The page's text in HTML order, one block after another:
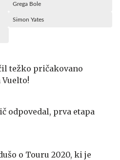
Grega Bole
Simon Yates
težko pričakovano
Vuelto!
odpovedal, prva etapa
o Touru 2020, ki je